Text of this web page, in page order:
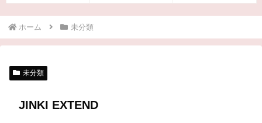
ホーム 未分類
未分類
JINKI EXTEND